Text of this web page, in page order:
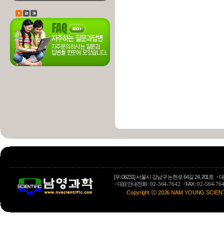
[우: 06231] 서울시 강남구 논현로 64길 24, 201호·
·대표안내전화 :02-564-7642 ·FAX :02-564-
Copyright ⓒ 2026 NAM YOUNG